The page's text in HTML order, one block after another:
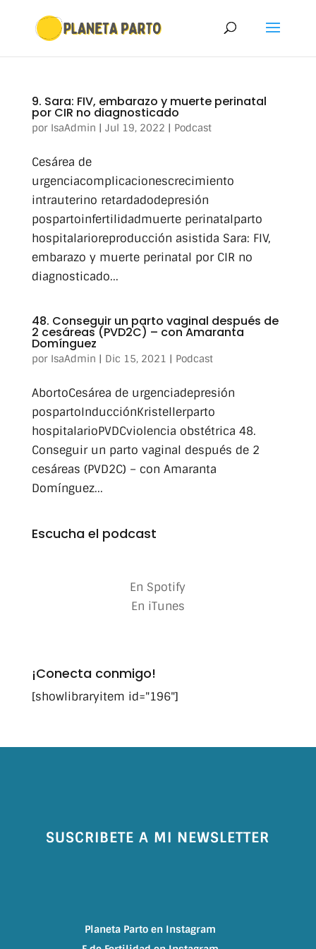
9. Sara: FIV, embarazo y muerte perinatal
por CIR no diagnosticado
por IsaAdmin | Jul 19, 2022 | Podcast
Cesárea de
urgenciacomplicacionescrecimiento
intrauterino retardadodepresión
pospartoinfertilidadmuerte perinatalparto
hospitalarioreproducción asistida Sara: FIV,
embarazo y muerte perinatal por CIR no
diagnosticado...
48. Conseguir un parto vaginal después de
2 cesáreas (PVD2C) – con Amaranta
Domínguez
por IsaAdmin | Dic 15, 2021 | Podcast
AbortoCesárea de urgenciadepresión
pospartoInducciónKristellerparto
hospitalarioPVDCviolencia obstétrica 48.
Conseguir un parto vaginal después de 2
cesáreas (PVD2C) – con Amaranta
Domínguez...
Escucha el podcast
En Spotify
En iTunes
¡Conecta conmigo!
[showlibraryitem id="196"]
SUSCRIBETE A MI NEWSLETTER
Planeta Parto en Instagram